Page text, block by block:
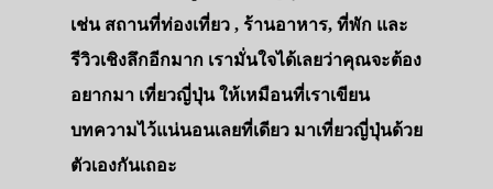
เช่น สถานที่ท่องเที่ยว , ร้านอาหาร, ที่พัก และ
รีวิวเชิงลึกอีกมาก เรามั่นใจได้เลยว่าคุณจะต้อง
อยากมา เที่ยวญี่ปุ่น ให้เหมือนที่เราเขียน
บทความไว้แน่นอนเลยที่เดียว มาเที่ยวญี่ปุ่นด้วย
ตัวเองกันเถอะ